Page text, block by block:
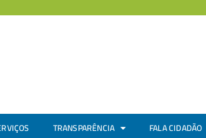
TRANSPARÊNCIA FALA CIDADÃO